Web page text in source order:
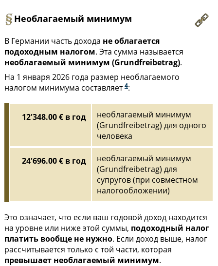
Необлагаемый минимум
В Германии часть дохода не облагается
подоходным налогом. Эта сумма называется
необлагаемый минимум (Grundfreibetrag).
На 1 января 2026 года размер необлагаемого
налогом минимума составляет4:
12'348.00 € в год
необлагаемый минимум
(Grundfreibetrag) для одного
человека
24'696.00 € в год
необлагаемый минимум
(Grundfreibetrag) для
супругов (при совместном
налогообложении)
Это означает, что если ваш годовой доход находится
на уровне или ниже этой суммы, подоходный налог
платить вообще не нужно. Если доход выше, налог
рассчитывается только с той части, которая
превышает необлагаемый минимум.